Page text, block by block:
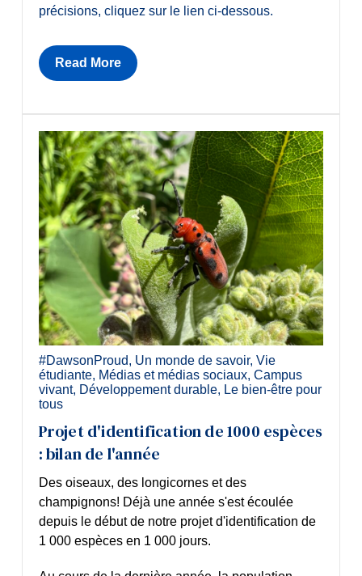
précisions, cliquez sur le lien ci-dessous.
Read More
#DawsonProud, Un monde de savoir, Vie
étudiante, Médias et médias sociaux, Campus
vivant, Développement durable, Le bien-être pour
tous
Projet d'identification de 1000 espèces
: bilan de l'année
Des oiseaux, des longicorneset des
champignons! Déjà une année s'est écoulée
depuis le début de notre projet d'identification de
1 000 espèces en 1 000 jours.